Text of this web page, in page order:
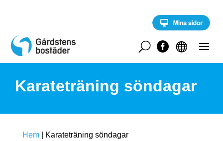
c
n


U
Karateträning söndagar
Hem Karateträning söndagar